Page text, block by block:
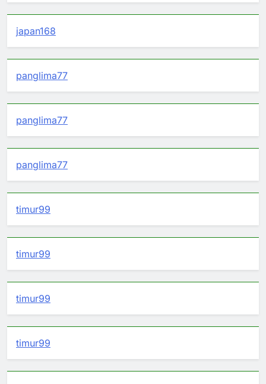
japan168
panglima77
panglima77
panglima77
timur99
timur99
timur99
timur99